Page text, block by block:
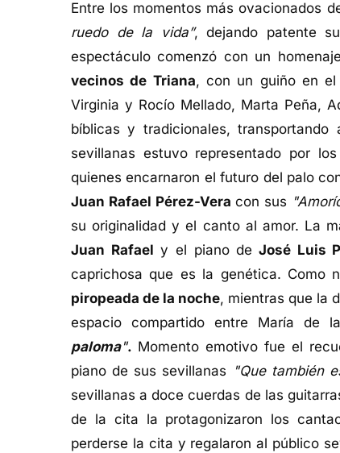
Entre los momentos más ovacionados
ruedo de la vida”, dejando patente
espectáculo comenzó con un
vecinos de Triana, con un guiño en
Virginia y Rocío Mellado, Marta Peña,
bíblicas y tradicionales,
sevillanas estuvo representado por
quienes encarnaron el futuro del palo
Juan Rafael Pérez-Vera con sus
su originalidad y el canto al amor. La
Juan Rafael y el piano de José Luis
caprichosa que es la genética. Como
piropeada de la noche, mientras que la
espacio compartido entre María de
paloma". Momento emotivo fue el
piano de sus sevillanas
"Que también
sevillanas a doce cuerdas de las
de la cita la protagonizaron los
perderse la cita y regalaron al público